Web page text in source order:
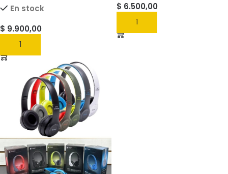
En stock
$ 9.900,00
AGREGAR
$ 6.500,00
AGREGAR